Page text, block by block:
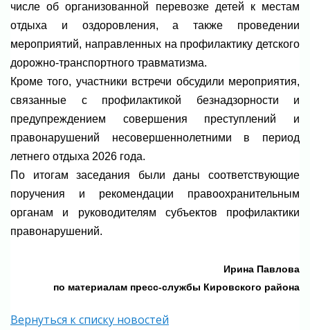
числе об организованной перевозке детей к местам
отдыха и оздоровления, а также проведении
мероприятий, направленных на профилактику детского
дорожно-транспортного травматизма.
Кроме того, участники встречи обсудили мероприятия,
связанные с профилактикой безнадзорности и
предупреждением совершения преступлений и
правонарушений несовершеннолетними в период
летнего отдыха 2026 года.
По итогам заседания были даны соответствующие
поручения и рекомендации правоохранительным
органам и руководителям субъектов профилактики
правонарушений.
Ирина Павлова
по материалам пресс-службы Кировского района
Вернуться к списку новостей